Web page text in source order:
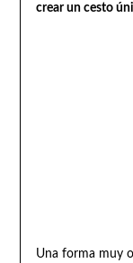
crear un cesto
Una forma muy